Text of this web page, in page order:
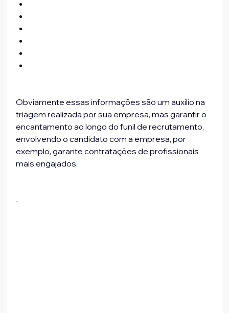
Obviamente essas informações são um auxílio na
triagem realizada por sua empresa, mas garantir o
encantamento ao longo do funil de recrutamento,
envolvendo o candidato com a empresa, por
exemplo, garante contratações de profissionais
mais engajados.
-